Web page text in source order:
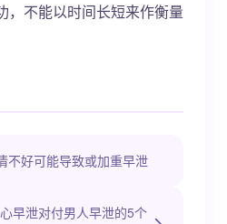
，不能以时间长短来作衡量
不好可能导致或加重早泄
早泄对付男人早泄的5个